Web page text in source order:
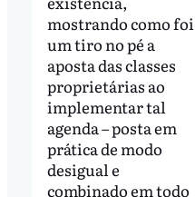
mostrando como foi
um tiro no pé a
aposta das classes
proprietárias ao
implementar tal
agenda – posta em
prática de modo
desigual e
combinado em todo